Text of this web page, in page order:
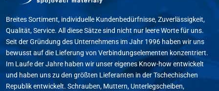
Breites Sortiment, individuelle Kundenbedürfnisse, Zuverlässigkeit,
Qualität, Service. All diese Sätze sind nicht nur leere Worte für uns.
Seit der Gründung des Unternehmens im Jahr 1996 haben wir uns
bewusst auf die Lieferung von Verbindungselementen konzentriert.
Im Laufe der Jahre haben wir unser eigenes Know-how entwickelt
und haben uns zu den größten Lieferanten in der Tschechischen
Republik entwickelt. Schrauben, Muttern, Unterlegscheiben,